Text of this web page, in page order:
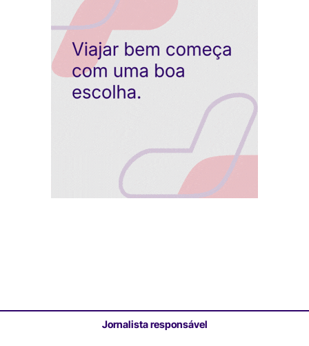
Jornalista responsável